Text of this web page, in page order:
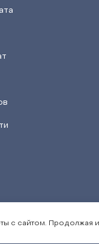
сайтом. Продолжая